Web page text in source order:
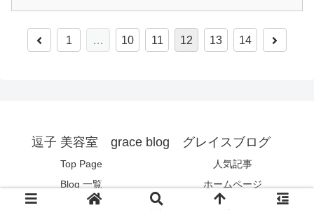
1 … 10 11 12 13 14
逗子 美容室 grace blog グレイスブログ
Top Page
人気記事
Blog 一覧
ホームページ